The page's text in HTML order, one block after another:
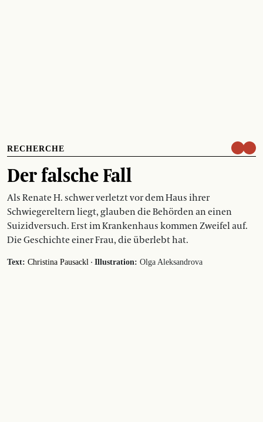
RECHERCHE
Der falsche Fall
Als Renate H. schwer verletzt vor dem Haus ihrer
Schwiegereltern liegt, glauben die Behörden an einen
Suizidversuch. Erst im Krankenhaus kommen Zweifel auf.
Die Geschichte einer Frau, die überlebt hat.
Text: Christina Pausackl · Illustration: Olga Aleksandrova